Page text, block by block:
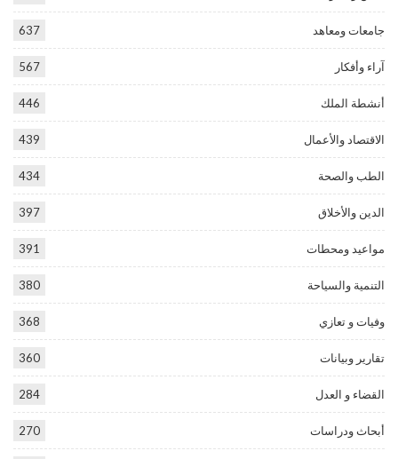
جامعات ومعاهد 637
آراء وأفكار 567
أنشطة الملك 446
الاقتصاد والأعمال 439
الطب والصحة 434
الدين والأخلاق 397
مواعيد ومحطات 391
التنمية والسياحة 380
وفيات و تعازي 368
تقارير وبيانات 360
القضاء و العدل 284
أبحاث ودراسات 270